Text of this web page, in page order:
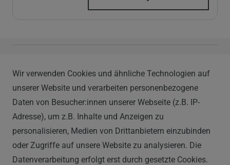
Im Hülsenfeld 9
40721 Hilden
0212 520-82 100
info@vapor-handel.de
Montag - Freitag, 09:00 - 16:00
Wir verwenden Cookies und ähnliche Technologien auf
unserer Website und verarbeiten personenbezogene
Daten von Besucher:innen unserer Webseite (z.B. IP-
Adresse), um z.B. Inhalte und Anzeigen zu
personalisieren, Medien von Drittanbietern einzubinden
oder Zugriffe auf unsere Website zu analysieren. Die
Datenverarbeitung erfolgt erst durch gesetzte Cookies.